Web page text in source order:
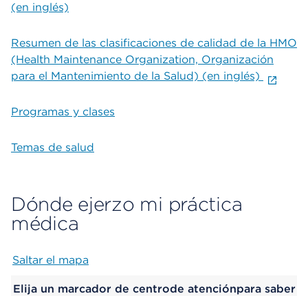
(en inglés)
Resumen de las clasificaciones de calidad de la HMO
(Health Maintenance Organization, Organización
para el Mantenimiento de la Salud) (en inglés)
Programas y clases
Temas de salud
Dónde ejerzo mi práctica
médica
Saltar el mapa
Elija un marcador de centrode atenciónpara saber